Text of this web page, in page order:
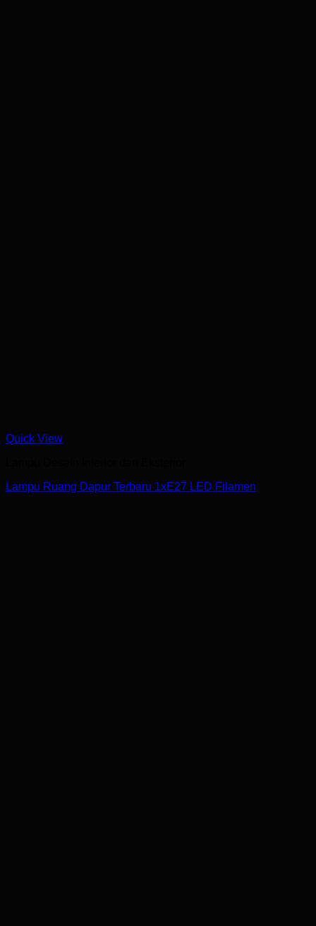
Quick View
Lampu Ruang Dapur Terbaru 1xE27 LED Filamen